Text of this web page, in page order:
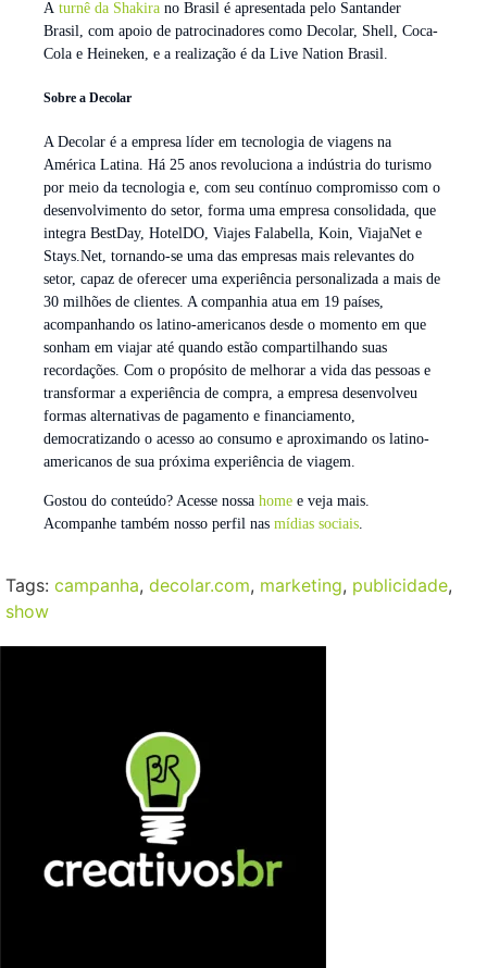
A turnê da Shakira no Brasil é apresentada pelo Santander
Brasil, com apoio de patrocinadores como Decolar, Shell, Coca-
Cola e Heineken, e a realização é da Live Nation Brasil.
Sobre a Decolar
A Decolar é a empresa líder em tecnologia de viagens na
América Latina. Há 25 anos revoluciona a indústria do turismo
por meio da tecnologia e, com seu contínuo compromisso com o
desenvolvimento do setor, forma uma empresa consolidada, que
integra BestDay, HotelDO, Viajes Falabella, Koin, ViajaNet e
Stays.Net, tornando-se uma das empresas mais relevantes do
setor, capaz de oferecer uma experiência personalizada a mais de
30 milhões de clientes. A companhia atua em 19 países,
acompanhando os latino-americanos desde o momento em que
sonham em viajar até quando estão compartilhando suas
recordações. Com o propósito de melhorar a vida das pessoas e
transformar a experiência de compra, a empresa desenvolveu
formas alternativas de pagamento e financiamento,
democratizando o acesso ao consumo e aproximando os latino-
americanos de sua próxima experiência de viagem.
Gostou do conteúdo? Acesse nossa home e veja mais.
Acompanhe também nosso perfil nas mídias sociais
Tags: campanha, decolar.com, marketing, publicidade,
show